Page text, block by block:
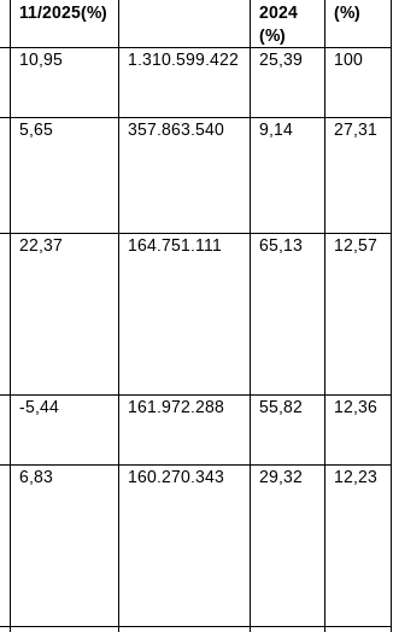
11/2025(%)
2024
(%)
(%)
10,95 1.310.599.422 25,39 100
5,65 357.863.540 9,14 27,31
22,37 164.751.111 65,13 12,57
-5,44 161.972.288 55,82 12,36
6,83 160.270.343 29,32 12,23